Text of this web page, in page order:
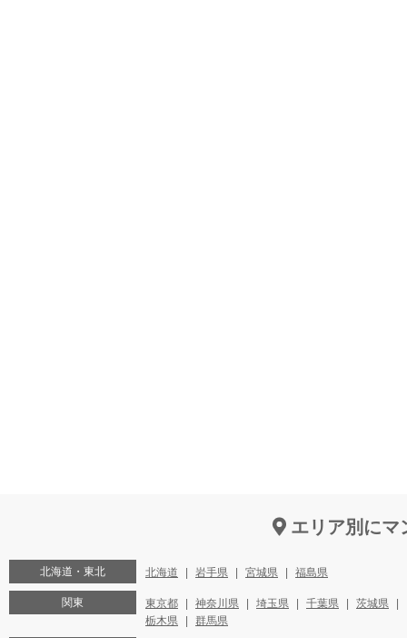
エリア別にマ
北海道・東北 北海道 岩手県 宮城県 福島県
関東 東京都 神奈川県 埼玉県 千葉県
茨城県
栃木県
群馬県